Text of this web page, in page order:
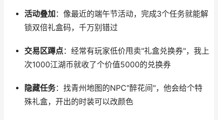
活动叠加 ：像最近的端午节活动，完成3个任务就能解
锁双倍礼盒码，千万别错过
交易区蹲点：经常有玩家低价甩卖"礼盒兑换券"，我上
次1000江湖币就收了个价值5000的兑换券
隐藏任务：找青州地图的NPC"醉花间"，他会给个特
殊礼盒，开出的时装可以改颜色